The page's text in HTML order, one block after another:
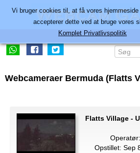
Webcameraer Bermuda (Flatts
Flatts Village -
Operatør:
Opstillet: Sep
Vi bruger cookies til, at få vores
accepterer dette ved at bruge vores
Komplet Privatlivspolitik